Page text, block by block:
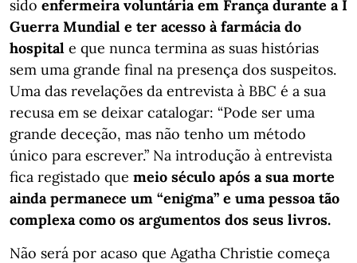
sido enfermeira voluntária em França durante a I
Guerra Mundial e ter acesso à farmácia do
hospital e que nunca termina as suas histórias
sem uma grande final na presença dos suspeitos.
Uma das revelações da entrevista à BBC é a sua
recusa em se deixar catalogar: “Pode ser uma
grande deceção, mas não tenho um método
único para escrever.” Na introdução à entrevista
fica registado que meio século após a sua morte
ainda permanece um “enigma” e uma pessoa tão
complexa como os argumentos dos seus livros.
Não será por acaso que Agatha Christie começa